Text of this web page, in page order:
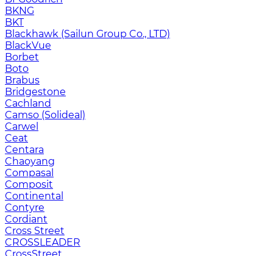
BKNG
BKT
Blackhawk (Sailun Group Co., LTD)
BlackVue
Borbet
Boto
Brabus
Bridgestone
Cachland
Camso (Solideal)
Carwel
Ceat
Centara
Chaoyang
Compasal
Composit
Continental
Contyre
Cordiant
Cross Street
CROSSLEADER